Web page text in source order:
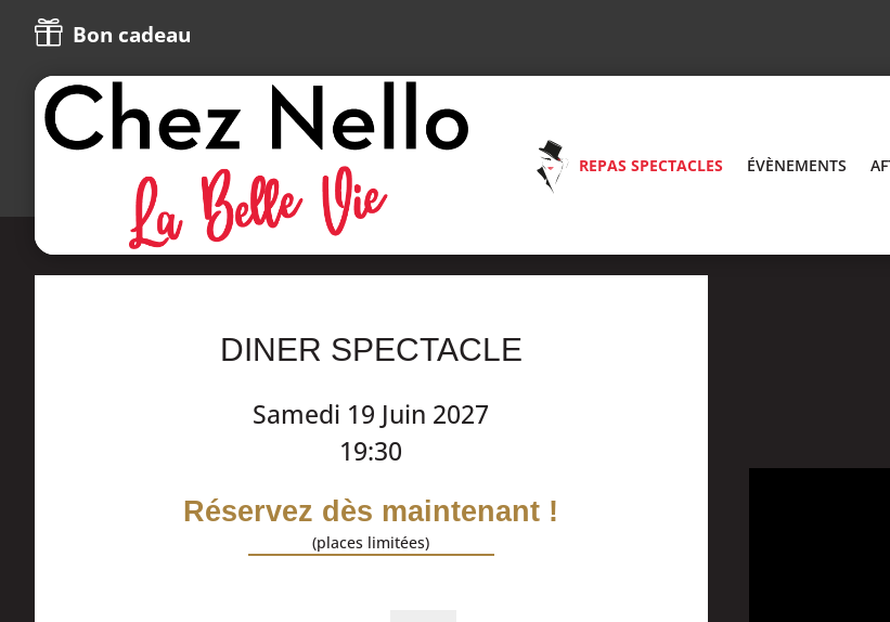
 Bon cadeau
REPAS SPECTACLES ÉVÈNEMENTS
DINER SPECTACLE
Samedi 19 Juin 2027
19:30
Réservez dès maintenant !
(places limitées)